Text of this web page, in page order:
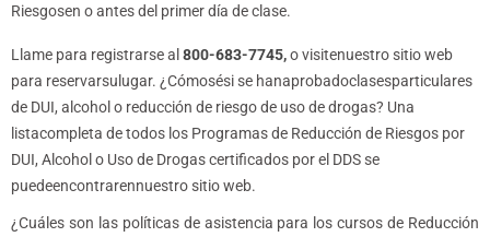
Riesgosen o antes del primer día de clase.
Llame para registrarse al 800-683-7745,o visitenuestro sitio web
para reservarsulugar. ¿Cómosési se hanaprobadoclasesparticulares
de DUI, alcohol o reducción de riesgo de uso de drogas? Una
listacompleta de todos los Programas de Reducción de Riesgos por
DUI, Alcohol o Uso de Drogas certificados por el DDS se
puedeencontrarennuestro sitio web.
¿Cuáles son las políticas de asistencia para los cursos de Reducción